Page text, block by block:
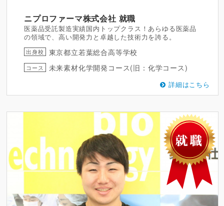
ニプロファーマ株式会社 就職
医薬品受託製造実績国内トップクラス！あらゆる医薬品
の領域で、高い開発力と卓越した技術力を誇る。
出身校 東京都立若葉総合高等学校
コース 未来素材化学開発コース(旧：化学コース)
詳細はこちら